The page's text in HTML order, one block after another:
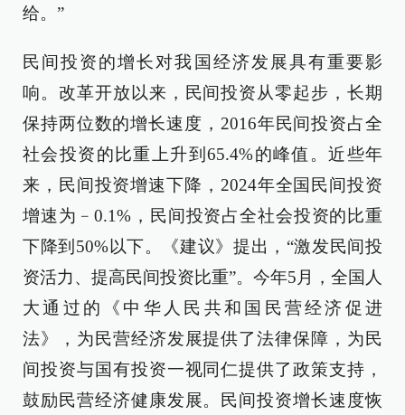
给。”
民间投资的增长对我国经济发展具有重要影
响。改革开放以来，民间投资从零起步，长期
保持两位数的增长速度，2016年民间投资占全
社会投资的比重上升到65.4%的峰值。近些年
来，民间投资增速下降，2024年全国民间投资
增速为﹣0.1%，民间投资占全社会投资的比重
下降到50%以下。《建议》提出，“激发民间投
资活力、提高民间投资比重”。今年5月，全国人
大通过的《中华人民共和国民营经济促进
法》，为民营经济发展提供了法律保障，为民
间投资与国有投资一视同仁提供了政策支持，
鼓励民营经济健康发展。民间投资增长速度恢